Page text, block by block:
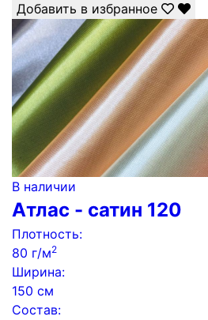
Добавить в избранное
В наличии
Атлас - сатин 120
Плотность:
80 г/м2
Ширина:
150 см
Состав: